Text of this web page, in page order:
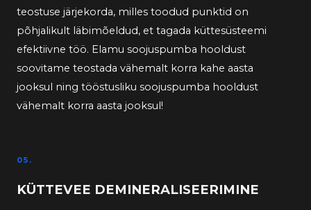
teostuse järjekorda, milles toodud punktid on
põhjalikult läbimõeldud, et tagada küttesüsteemi
efektiivne töö. Elamu soojuspumba hooldust
soovitame teostada vähemalt korra kahe aasta
jooksul ning tööstusliku soojuspumba hooldust
vähemalt korra aasta jooksul!
05.
KÜTTEVEE DEMINERALISEERIMINE